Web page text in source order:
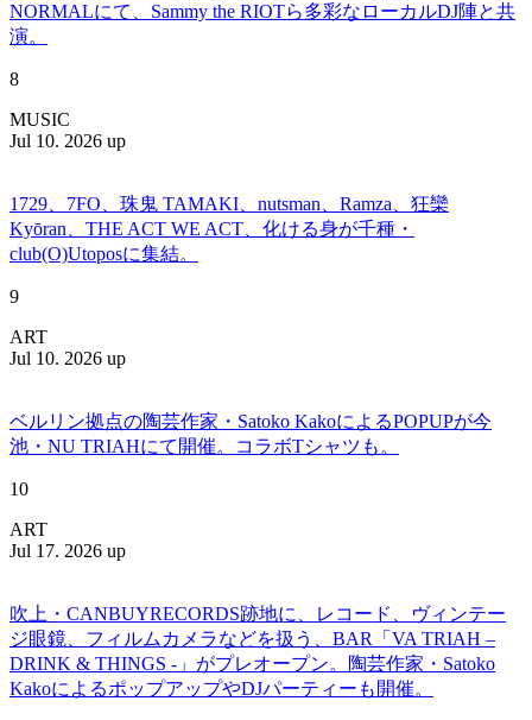
NORMALにて、Sammy the RIOTら多彩なローカルDJ陣と共
演。
8
MUSIC
Jul 10. 2026 up
1729、7FO、珠鬼 TAMAKI、nutsman、Ramza、狂欒
Kyōran、THE ACT WE ACT、化ける身が千種・
club(O)Utoposに集結。
9
ART
Jul 10. 2026 up
ベルリン拠点の陶芸作家・Satoko KakoによるPOPUPが今
池・NU TRIAHにて開催。コラボTシャツも。
10
ART
Jul 17. 2026 up
吹上・CANBUYRECORDS跡地に、レコード、ヴィンテー
ジ眼鏡、フィルムカメラなどを扱う、BAR「VA TRIAH –
DRINK & THINGS -」がプレオープン。陶芸作家・Satoko
KakoによるポップアップやDJパーティーも開催。